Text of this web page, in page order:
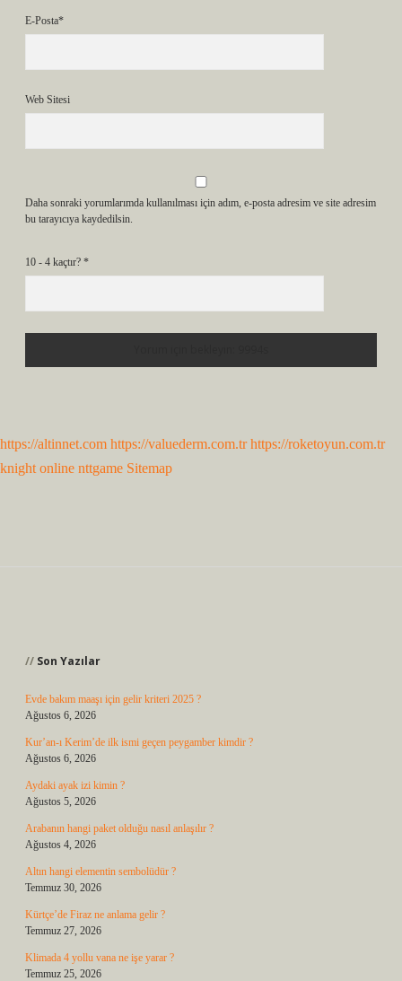
E-Posta*
Web Sitesi
Daha sonraki yorumlarımda kullanılması için adım, e-posta adresim ve site adresim
bu tarayıcıya kaydedilsin.
10 - 4 kaçtır? *
https://altinnet.com https://valuederm.com.tr https://roketoyun.com.tr
knight online nttgame Sitemap
Son Yazılar
Evde bakım maaşı için gelir kriteri 2025 ?
Ağustos 6, 2026
Kur’an-ı Kerim’de ilk ismi geçen peygamber kimdir ?
Ağustos 6, 2026
Aydaki ayak izi kimin ?
Ağustos 5, 2026
Arabanın hangi paket olduğu nasıl anlaşılır ?
Ağustos 4, 2026
Altın hangi elementin sembolüdür ?
Temmuz 30, 2026
Kürtçe’de Firaz ne anlama gelir ?
Temmuz 27, 2026
Klimada 4 yollu vana ne işe yarar ?
Temmuz 25, 2026